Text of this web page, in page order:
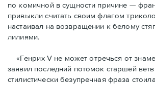
по комичной в сущности причине —
привыкли считать своим флагoм
настаивал на возвращении к белому
лилиями.
«Генрих V не может отречься от
заявил последний потомок старшей
стилистически безупречная фраза